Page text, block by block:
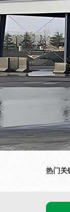
热门关